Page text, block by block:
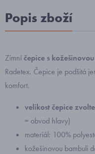
Popis zboží
Zimníčepice s
Radetex. Čepice je podšitá
komfort.
velikost čepice
= obvod hlavy)
materiál: 100%
kožešinovou bambuli